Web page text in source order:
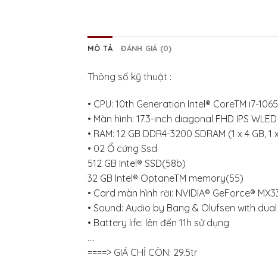
MÔ TẢ ĐÁNH GIÁ (0)
Thông số kỹ thuật :
• CPU: 10th Generation Intel® CoreTM i7-
• Màn hình: 17.3-inch diagonal FHD IPS
• RAM: 12 GB DDR4-3200 SDRAM (1 x 4 GB, 1
• 02 Ổ cứng Ssd
512 GB Intel® SSD(58b)
32 GB Intel® OptaneTM memory(55)
• Card màn hình rời: NVIDIA® GeForce®
• Sound: Audio by Bang & Olufsen with
• Battery life: lên đến 11h sử dụng
….
====> GIÁ CHỈ CÒN: 29.5tr